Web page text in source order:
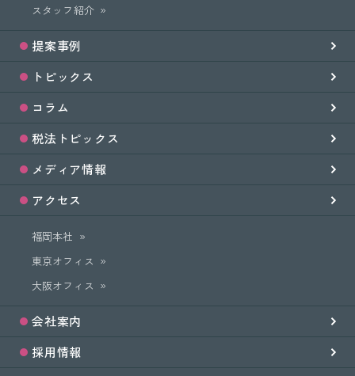
スタッフ紹介
提案事例
トピックス
コラム
税法トピックス
メディア情報
アクセス
福岡本社
東京オフィス
大阪オフィス
会社案内
採用情報